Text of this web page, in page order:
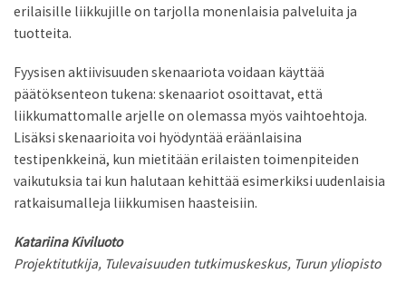
erilaisille liikkujille on tarjolla monenlaisia palveluita ja
tuotteita.
Fyysisen aktiivisuuden skenaariota voidaan käyttää
päätöksenteon tukena: skenaariot osoittavat, että
liikkumattomalle arjelle on olemassa myös vaihtoehtoja.
Lisäksi skenaarioita voi hyödyntää eräänlaisina
testipenkkeinä, kun mietitään erilaisten toimenpiteiden
vaikutuksia tai kun halutaan kehittää esimerkiksi uudenlaisia
ratkaisumalleja liikkumisen haasteisiin.
Katariina Kiviluoto
Projektitutkija, Tulevaisuuden tutkimuskeskus, Turun yliopisto